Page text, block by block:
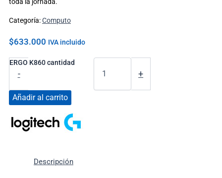
Categoría:Computo
$633.000 IVA incluido
-
ERGO K860 cantidad
+
Añadir al carrito
Descripción